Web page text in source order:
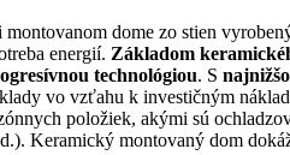
montovanom dome zo stien
energií. Základom
technológiou. S
vo vzťahu k investičným
položiek, akými sú
Keramický montovaný dom